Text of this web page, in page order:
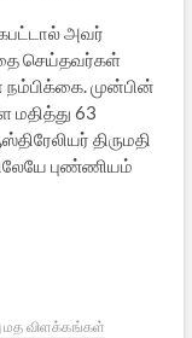
அவர்
செய்தவர்கள்
முன்பின்
மதித்து 63
திருமதி
புண்ணியம்
மத விளக்கங்கள்